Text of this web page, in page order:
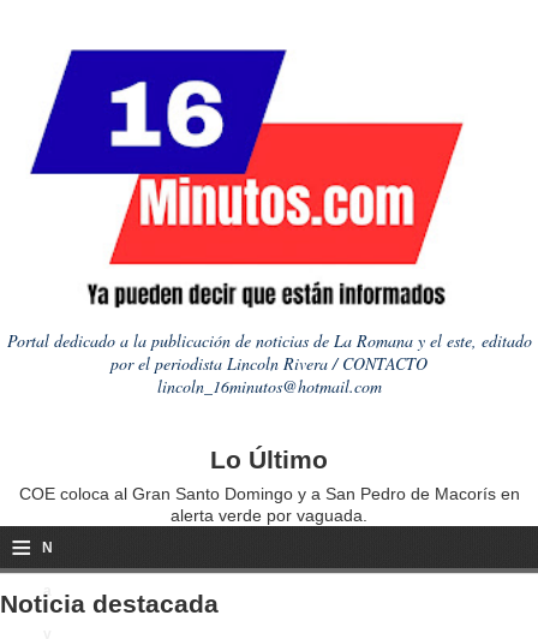
Portal dedicado a la publicación de noticias de La Romana y el este, editado
por el periodista Lincoln Rivera / CONTACTO
lincoln_16minutos@hotmail.com
Lo Último
COE coloca al Gran Santo Domingo y a San Pedro de Macorís en
alerta verde por vaguada.
≡ N
a
Noticia destacada